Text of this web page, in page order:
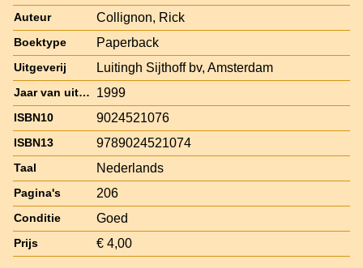
Auteur Collignon, Rick
Boektype Paperback
Uitgeverij Luitingh Sijthoff bv, Amsterdam
Jaar van uitgave 1999
ISBN10 9024521076
ISBN13 9789024521074
Taal Nederlands
Pagina's 206
Conditie Goed
Prijs € 4,00